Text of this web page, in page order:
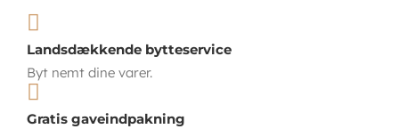

Landsdækkende bytteservice
Byt nemt dine varer.

Gratis gaveindpakning